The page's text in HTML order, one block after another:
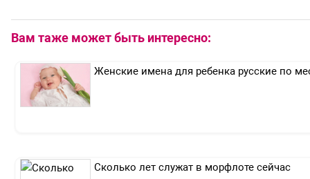
Вам таже может быть интересно:
Женские имена для ребенка русские по
Сколько лет служат в морфлоте сейчас